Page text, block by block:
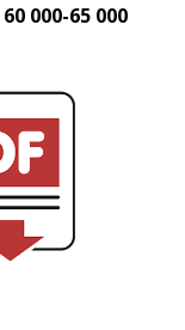
60 000-65 000